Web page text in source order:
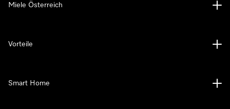
Miele Österreich
Vorteile
Smart Home